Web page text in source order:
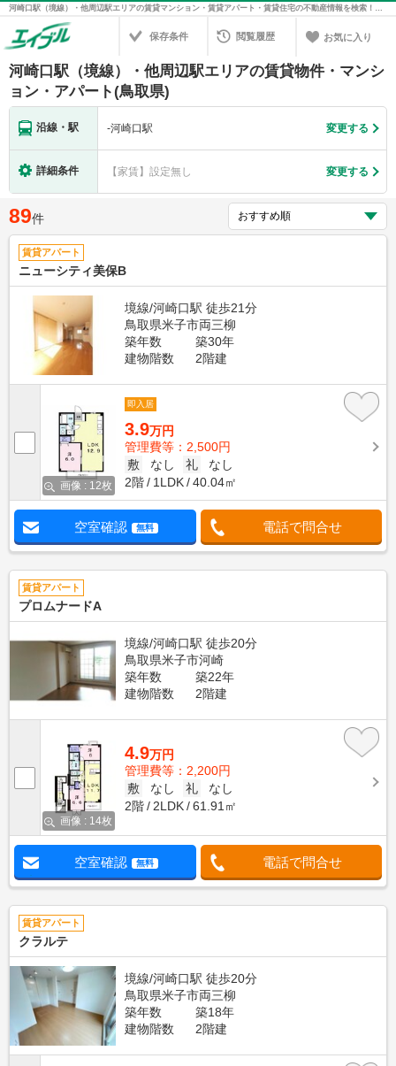
河崎口駅（境線）・他周辺駅エリアの賃貸マンション・賃貸アパート・賃貸住宅の不動産情報を検索！不動産賃貸の物件探しは、お部屋探しのエイブル
保存条件 閲覧履歴 お気に入り
河崎口駅（境線）・他周辺駅エリアの賃貸物件・マンシ
ョン・アパート(鳥取県)
沿線・駅 -河崎口駅 変更する
詳細条件 【家賃】設定無し 変更する
89件
賃貸アパート
ニューシティ美保B
境線/河崎口駅 徒歩21分
鳥取県米子市両三柳
築年数
築30年
建物階数
2階建
画像 : 12枚
即入居
3.9万円
管理費等：2,500円
敷
なし 礼
なし
2階
1LDK 40.04㎡
空室確認 無料 電話で問合せ
賃貸アパート
プロムナードA
境線/河崎口駅 徒歩20分
鳥取県米子市河崎
築年数
築22年
建物階数
2階建
画像 : 14枚
4.9万円
管理費等：2,200円
敷
なし 礼
なし
2階
2LDK 61.91㎡
空室確認 無料 電話で問合せ
賃貸アパート
クラルテ
境線/河崎口駅 徒歩20分
鳥取県米子市両三柳
築年数
築18年
建物階数
2階建